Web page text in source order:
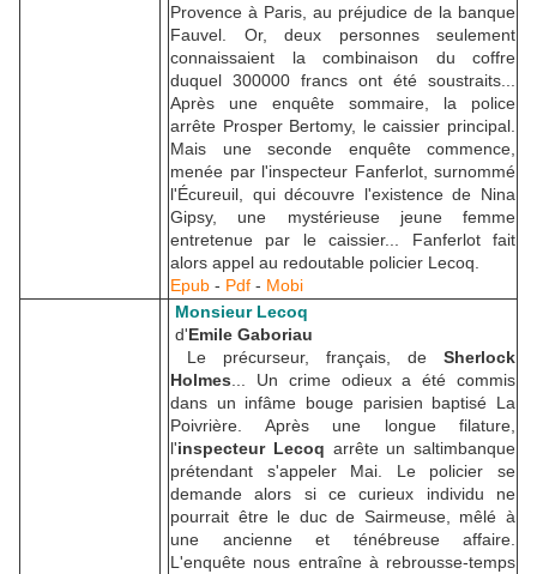
Provence à Paris, au préjudice de la banque
Fauvel. Or, deux personnes seulement
connaissaient la combinaison du coffre
duquel 300000 francs ont été soustraits...
Après une enquête sommaire, la police
arrête Prosper Bertomy, le caissier principal.
Mais une seconde enquête commence,
menée par l'inspecteur Fanferlot, surnommé
l'Écureuil, qui découvre l'existence de Nina
Gipsy, une mystérieuse jeune femme
entretenue par le caissier... Fanferlot fait
alors appel au redoutable policier Lecoq.
Epub - Pdf - Mobi
Monsieur Lecoq
d'Emile Gaboriau
Le précurseur, français, de Sherlock
Holmes ... Un crime odieux a été commis
dans un infâme bouge parisien baptisé La
Poivrière. Après une longue filature,
l'inspecteur Lecoq arrête un saltimbanque
prétendant s'appeler Mai. Le policier se
demande alors si ce curieux individu ne
pourrait être le duc de Sairmeuse, mêlé à
une ancienne et ténébreuse affaire.
L'enquête nous entraîne à rebrousse-temps